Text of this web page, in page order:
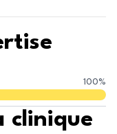
100%
clinique